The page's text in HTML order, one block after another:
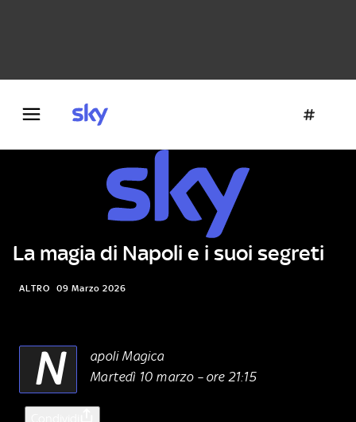
La magia di Napoli e i suoi segreti
ALTRO 09 Marzo 2026
N
apoli Magica
Martedì 10 marzo – ore 21:15